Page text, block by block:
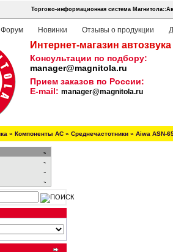
Торгово-информационная система
Форум Новинки Отзывы о продукции
Интернет-магазин
Консультации по подбору:
manager@magnitola.ru
Прием заказов по России:
E-mail: manager@magnitola.ru
» Компоненты АС » Среднечастотники » Aiwa ASN-